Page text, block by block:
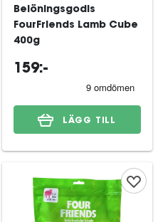
Belöningsgodis
FourFriends Lamb Cube
400g
159:-
LÄGG TILL